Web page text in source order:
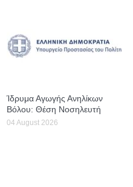
Ίδρυμα Αγωγής Ανηλίκων
Βόλου: Θέση Νοσηλευτή
04 August 2026